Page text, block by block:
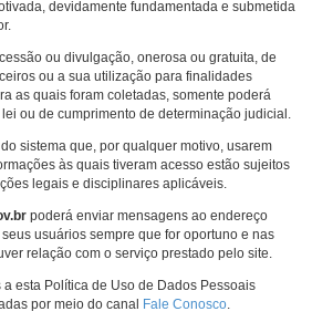
devidamente fundamentada e submetida
ou divulgação, onerosa ou gratuita, de
ou a sua utilização para finalidades
as quais foram coletadas, somente poderá
ou de cumprimento de determinação judicial.
sistema que, por qualquer motivo, usarem
às quais tiveram acesso estão sujeitos
legais e disciplinares aplicáveis.
poderá enviar mensagens ao endereço
usuários sempre que for oportuno e nas
relação com o serviço prestado pelo site.
esta Política de Uso de Dados Pessoais
por meio do canal Fale Conosco.